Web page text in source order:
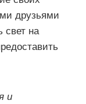
друзьями
свет на
и